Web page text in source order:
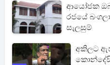
ආයෝජක
රජයේ
සැලසුම්
අකිලට